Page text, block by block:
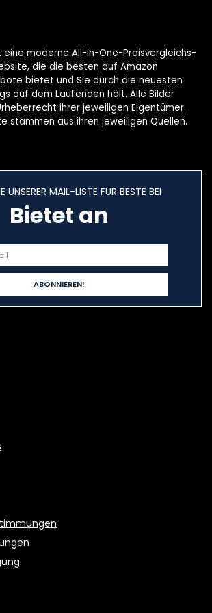
moderne All-in-One-Preisvergleichs-
die die besten auf Amazon
bietet und Sie durch die neuesten
auf dem Laufenden hält. Alle Bilder
ihrer jeweiligen Eigentümer.
stammen aus ihren jeweiligen Quellen.
UNSERER MAIL-LISTE FÜR BESTE BEI
Bietet an